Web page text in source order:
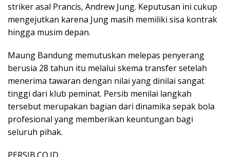
striker asal Prancis, Andrew Jung. Keputusan ini cukup
mengejutkan karena Jung masih memiliki sisa kontrak
hingga musim depan.
Maung Bandung memutuskan melepas penyerang
berusia 28 tahun itu melalui skema transfer setelah
menerima tawaran dengan nilai yang dinilai sangat
tinggi dari klub peminat. Persib menilai langkah
tersebut merupakan bagian dari dinamika sepak bola
profesional yang memberikan keuntungan bagi
seluruh pihak.